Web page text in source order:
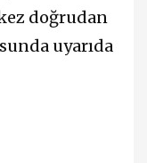
doğrudan
uyarıda